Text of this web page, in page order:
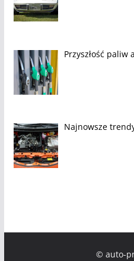
Przyszłość
Najnowsze
© auto-